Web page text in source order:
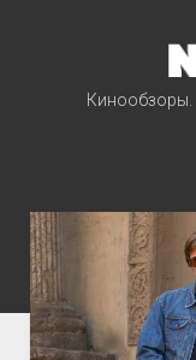
Кинообзоры.
NOKINO
Posts